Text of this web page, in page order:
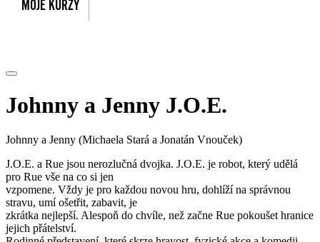
Johnny a Jenny J.O.E.
Johnny a Jenny (Michaela Stará a Jonatán Vnouček)
J.O.E. a Rue jsou nerozlučná dvojka. J.O.E. je robot, který udělá
pro Rue vše na co si jen
vzpomene. Vždy je pro každou novou hru, dohlíží na správnou
stravu, umí ošetřit, zabavit, je
zkrátka nejlepší. Alespoň do chvíle, než začne Rue pokoušet hranice
jejich přátelství.